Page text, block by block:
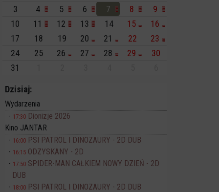
3
4 5 6 7 8
9
10
11 12 13 14 15
16
17
18 19 20 21 22
23
24
25 26 27 28 29
30
31
Dzisiaj:
Wydarzenia
17:30 Dionizje 2026
Kino JANTAR
16:00 PSI PATROL I DINOZAURY - 2D DUB
16:15 ODZYSKANY - 2D
17:50 SPIDER-MAN CAŁKIEM NOWY DZIEŃ - 2D
DUB
18:00 PSI PATROL I DINOZAURY - 2D DUB